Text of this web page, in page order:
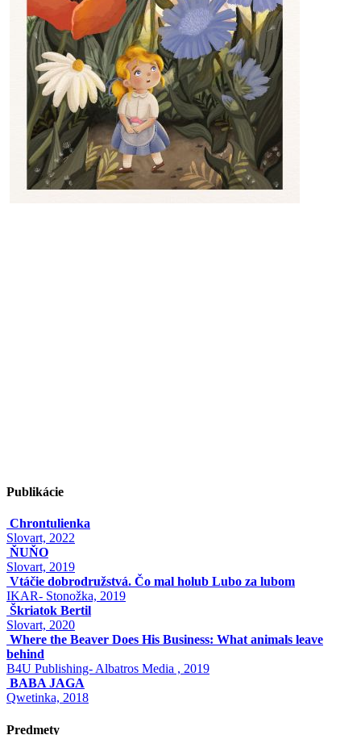
Publikácie
Chrontulienka
Slovart, 2022
ŇUŇO
Slovart, 2019
Vtáčie dobrodružstvá. Čo mal holub Lubo za lubom
IKAR- Stonožka, 2019
Škriatok Bertil
Slovart, 2020
Where the Beaver Does His Business: What animals leave
behind
B4U Publishing- Albatros Media , 2019
BABA JAGA
Qwetinka, 2018
Predmety